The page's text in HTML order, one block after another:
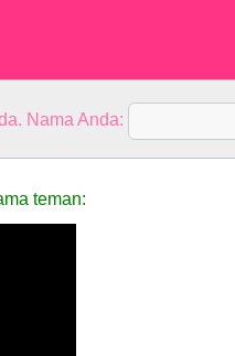
Nama Anda:
teman: